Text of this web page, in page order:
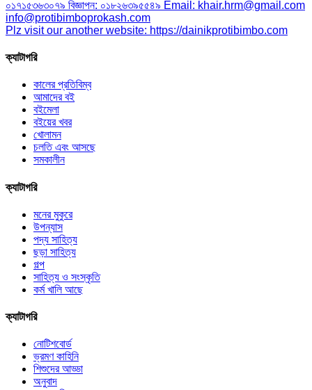
০১৭১৫৩৬৩০৭৯ বিজ্ঞাপন: ০১৮২৬৩৯৫৫৪৯ Email: khair.hrm@gmail.com
info@protibimboprokash.com
Plz visit our another website: https://dainikprotibimbo.com
ক্যাটাগরি
কালের প্রতিবিম্ব
আমাদের বই
বইমেলা
বইয়ের খবর
খোলামন
চলতি এবং আসছে
সমকালীন
ক্যাটাগরি
মনের মুকুরে
উপন্যাস
পদ্য সাহিত্য
ছড়া সাহিত্য
গল্প
সাহিত্য ও সংস্কৃতি
কর্ম খালি আছে
ক্যাটাগরি
নোটিশবোর্ড
ভ্রমণ কাহিনি
শিশুদের আড্ডা
অনুবাদ